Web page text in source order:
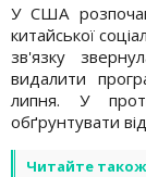
У США
китайської
зв'язку
видалити
липня. У
обґрунтувати
Читайте